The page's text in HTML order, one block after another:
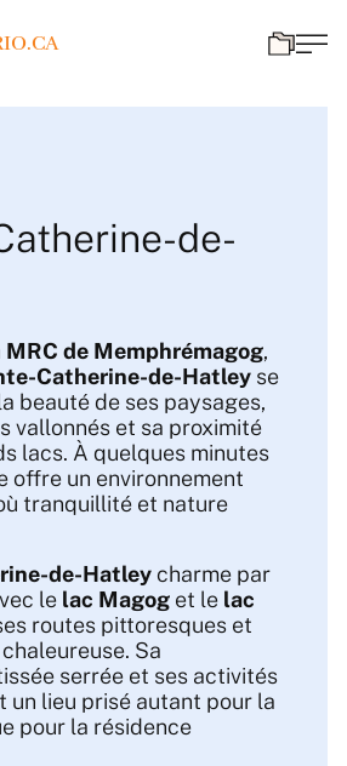
de-
MRC de Memphrémagog,
Catherine-de-Hatley se
beauté de ses paysages,
vallonnés et sa proximité
lacs. À quelques minutes
offre un environnement
tranquillité et nature
de-Hatleycharme par
le lac Magog et le lac
routes pittoresques et
Sa
serrée et ses activités
un lieu prisé autant pour la
pour la résidence